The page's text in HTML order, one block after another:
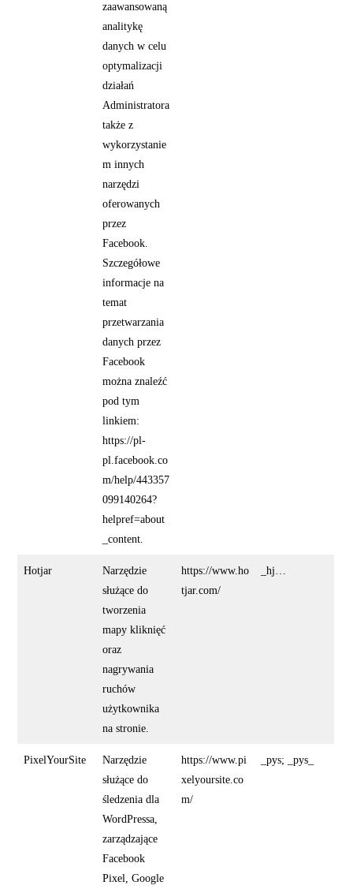
zaawansowaną
analitykę
danych w celu
optymalizacji
działań
Administratora
także z
wykorzystanie
m innych
narzędzi
oferowanych
przez
Facebook.
Szczegółowe
informacje na
temat
przetwarzania
danych przez
Facebook
można znaleźć
pod tym
linkiem:
https://pl-
pl.facebook.co
m/help/443357
099140264?
helpref=about
_content.
Hotjar
Narzędzie
służące do
tworzenia
mapy kliknięć
oraz
nagrywania
ruchów
użytkownika
na stronie.
https://www.ho
tjar.com/
_hj…
PixelYourSite
Narzędzie
służące do
śledzenia dla
WordPressa,
zarządzające
Facebook
Pixel, Google
https://www.pi
xelyoursite.co
m/
_pys; _pys_